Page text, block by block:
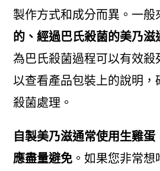
製作方式和成分而異。一般
的、經過巴氏殺菌的美乃滋
為巴氏殺菌過程可以有效殺
以查看產品包裝上的說明，
殺菌處理。
自製美乃滋通常使用生雞蛋
應盡量避免。如果您非常想